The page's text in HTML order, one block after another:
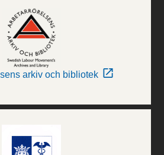
arkiv och bibliotek